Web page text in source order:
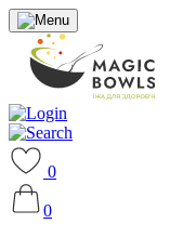
0
0